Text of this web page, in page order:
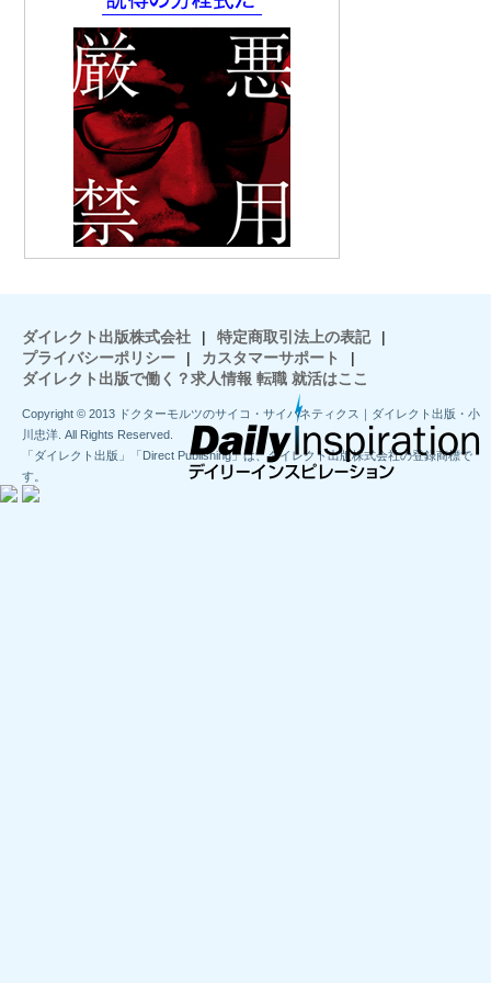
ダイレクト出版株式会社 | 特定商取引法上の表記
|
プライバシーポリシー
| カスタマーサポート
|
ダイレクト出版で働く？求人情報 転職 就活はここ
Copyright © 2013 ドクターモルツのサイコ・サイバネティクス｜ダイレクト出版・小
川忠洋. All Rights Reserved.
「ダイレクト出版」「Direct Publishing」は、ダイレクト出版株式会社の登録商標で
す。